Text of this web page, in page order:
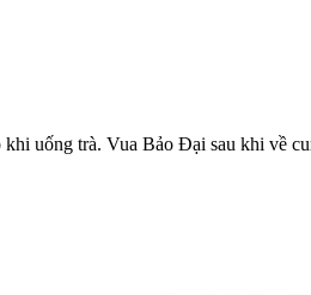
uống trà. Vua Bảo Đại sau khi về